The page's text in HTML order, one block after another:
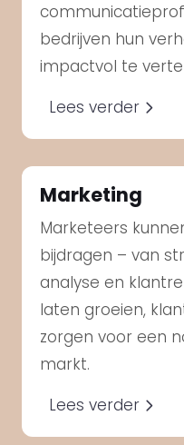
bedrijven hun
impactvol te
Lees verder
Marketing
Marketeers
bijdragen – van
analyse en
laten groeien,
zorgen voor een
markt.
Lees verder